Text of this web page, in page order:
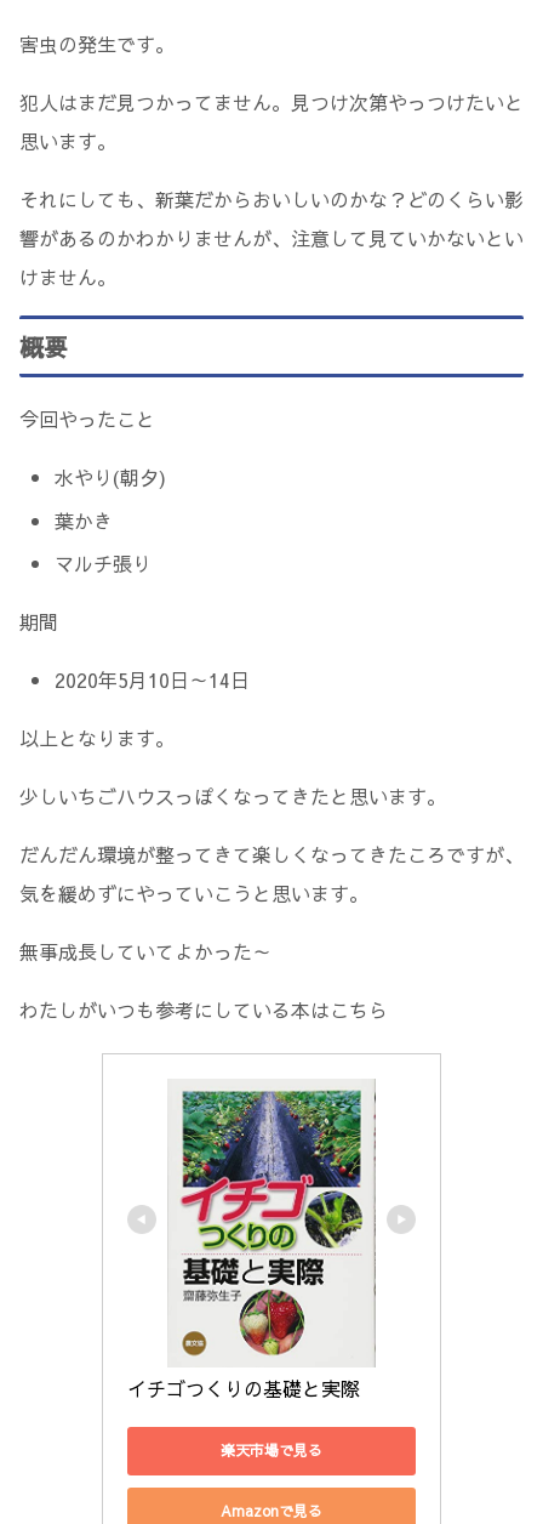
害虫の発生です。
犯人はまだ見つかってません。見つけ次第やっつけたいと
思います。
それにしても、新葉だからおいしいのかな？どのくらい影
響があるのかわかりませんが、注意して見ていかないとい
けません。
概要
今回やったこと
水やり(朝夕)
葉かき
マルチ張り
期間
2020年5月10日～14日
以上となります。
少しいちごハウスっぽくなってきたと思います。
だんだん環境が整ってきて楽しくなってきたころですが、
気を緩めずにやっていこうと思います。
無事成長していてよかった～
わたしがいつも参考にしている本はこちら
イチゴつくりの基礎と実際
楽天市場で見る
Amazonで見る